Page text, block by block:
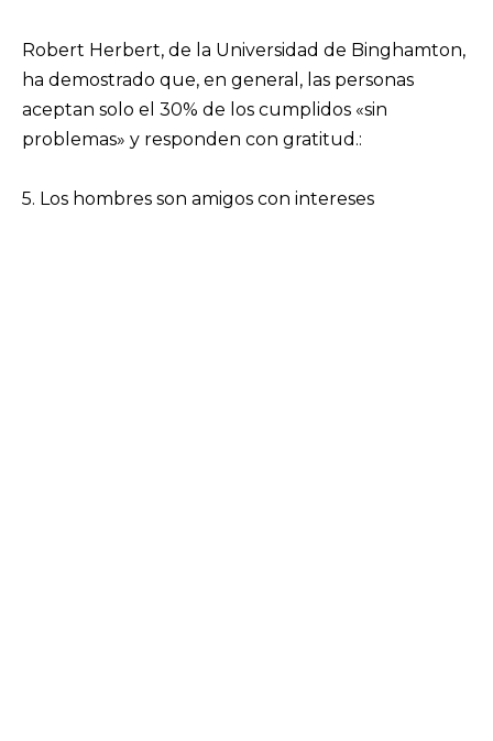
Robert Herbert, de la Universidad de Binghamton,
ha demostrado que, en general, las personas
aceptan solo el 30% de los cumplidos «sin
problemas» y responden con gratitud.:
5. Los hombres son amigos con intereses